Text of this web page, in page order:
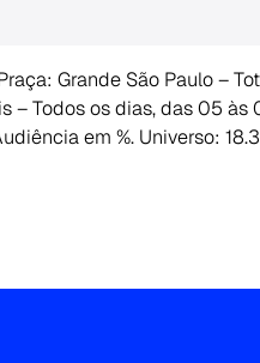
Grande São Paulo –
– Todos os dias, das 05 às
em %. Universo: